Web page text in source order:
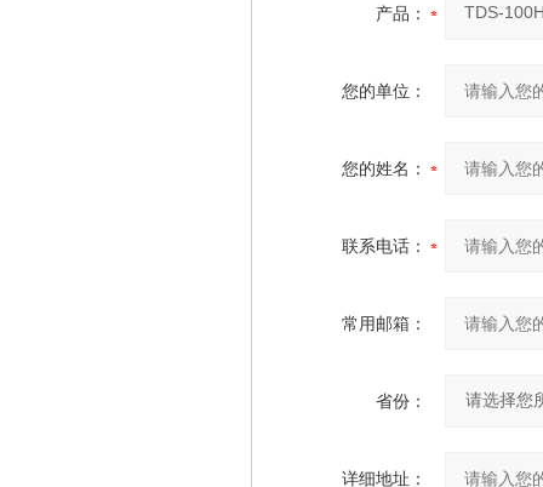
产品：
您的单位：
您的姓名：
联系电话：
常用邮箱：
省份：
详细地址：